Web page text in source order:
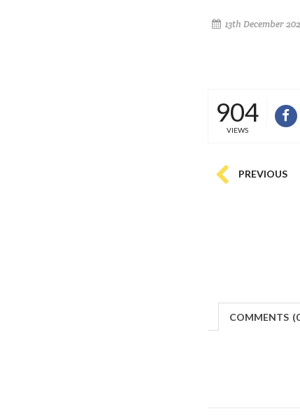
13th December
904
VIEWS
PREVIOUS
COMMENTS (